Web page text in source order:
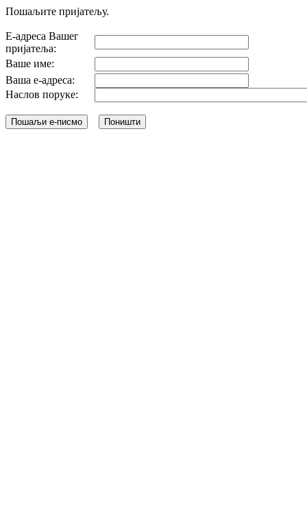
Пошаљите пријатељу.
Е-адреса Вашег
пријатеља:
Ваше име:
Ваша е-адреса:
Наслов поруке: